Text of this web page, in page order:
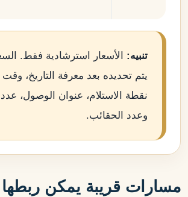
تنبيه: الأسعار استرشادية فقط.
يتم تحديده بعد معرفة التاريخ، وقت
نقطة الاستلام، عنوان الوصول،
وعدد الحقائب.
مسارات قريبة يمكن